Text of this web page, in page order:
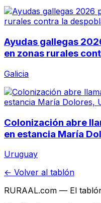
Ayudas gallegas
en zonas rurales
Galicia
Colonización abre
en estancia María
Uruguay
← Volver al tablón
RURAAL.com — El